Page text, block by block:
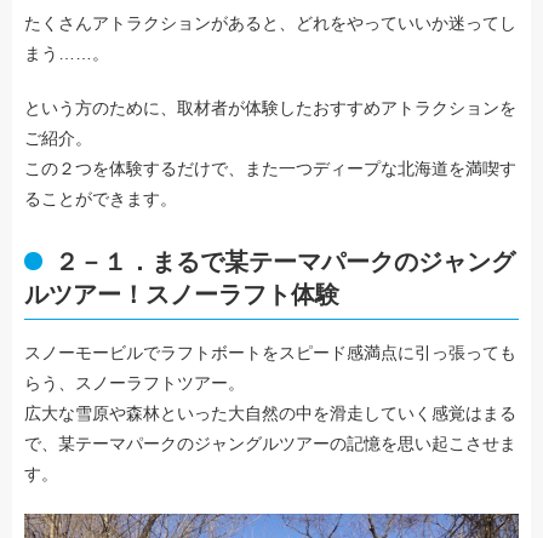
たくさんアトラクションがあると、どれをやっていいか迷ってし
まう……。
という方のために、取材者が体験したおすすめアトラクションを
ご紹介。
この２つを体験するだけで、また一つディープな北海道を満喫す
ることができます。
２－１．まるで某テーマパークのジャング
ルツアー！スノーラフト体験
スノーモービルでラフトボートをスピード感満点に引っ張っても
らう、スノーラフトツアー。
広大な雪原や森林といった大自然の中を滑走していく感覚はまる
で、某テーマパークのジャングルツアーの記憶を思い起こさせま
す。